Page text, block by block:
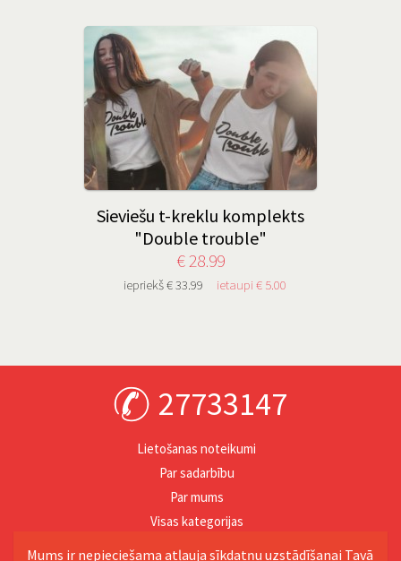
Sieviešu t-kreklu komplekts
"Double trouble"
€ 28.99
iepriekš € 33.99 ietaupi € 5.00
27733147
Lietošanas noteikumi
Par sadarbību
Par mums
Visas kategorijas
Mums ir nepieciešama atļauja sīkdatņu uzstādīšanai Tavā